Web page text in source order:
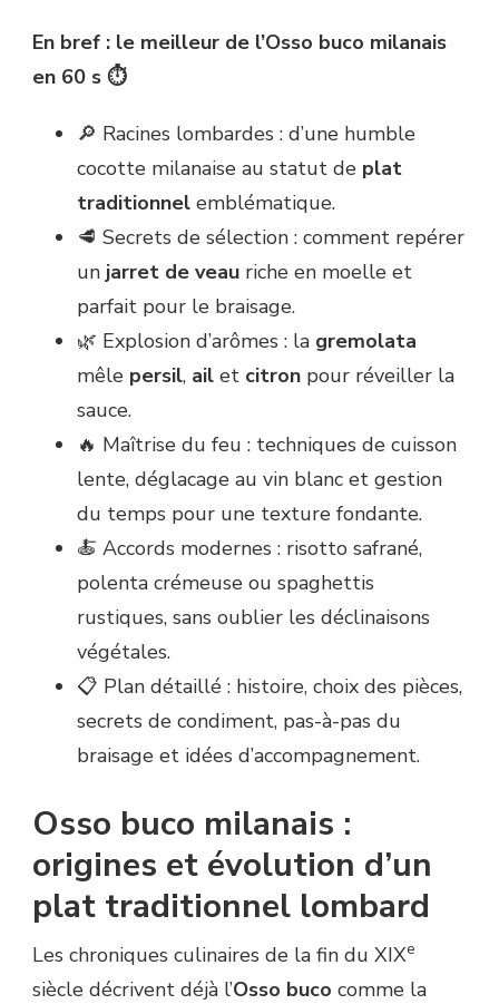
En bref : le meilleur de l’Osso buco milanais
en 60 s ⏱️
🔎 Racines lombardes : d’une humble
cocotte milanaise au statut de plat
traditionnel emblématique.
🥩 Secrets de sélection : comment repérer
un jarret de veau riche en moelle et
parfait pour le braisage.
🌿 Explosion d’arômes : la gremolata
mêle persil, ail et citron pour réveiller la
sauce.
🔥 Maîtrise du feu : techniques de cuisson
lente, déglacage au vin blanc et gestion
du temps pour une texture fondante.
🍝 Accords modernes : risotto safrané,
polenta crémeuse ou spaghettis
rustiques, sans oublier les déclinaisons
végétales.
📋 Plan détaillé : histoire, choix des pièces,
secrets de condiment, pas-à-pas du
braisage et idées d’accompagnement.
Osso buco milanais :
origines et évolution d’un
plat traditionnel lombard
Les chroniques culinaires de la fin du XIXe
siècle décrivent déjà l’Osso buco comme la